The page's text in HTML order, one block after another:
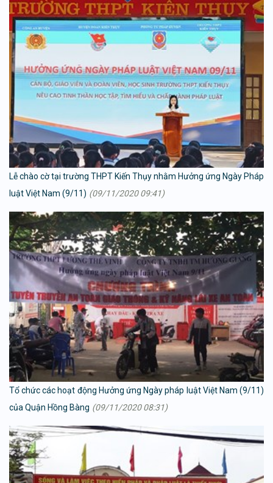
Lễ chào cờ tại trường THPT Kiến Thụy nhằm Hưởng ứng Ngày Pháp
luật Việt Nam (9/11) (09/11/2020 09:41)
Tổ chức các hoạt động Hưởng ứng Ngày pháp luật Việt Nam (9/11)
của Quận Hồng Bàng (09/11/2020 08:31)